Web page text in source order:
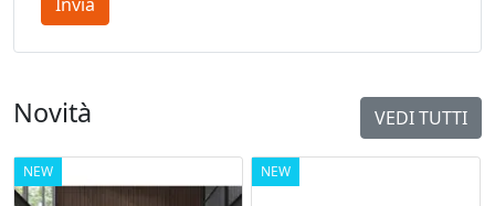
Novità VEDI TUTTI
NEW NEW